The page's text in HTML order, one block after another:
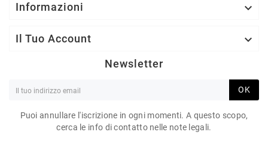
Informazioni 
Il Tuo Account 
Newsletter
OK
Puoi annullare l'iscrizione in ogni momenti. A questo scopo,
cerca le info di contatto nelle note legali.